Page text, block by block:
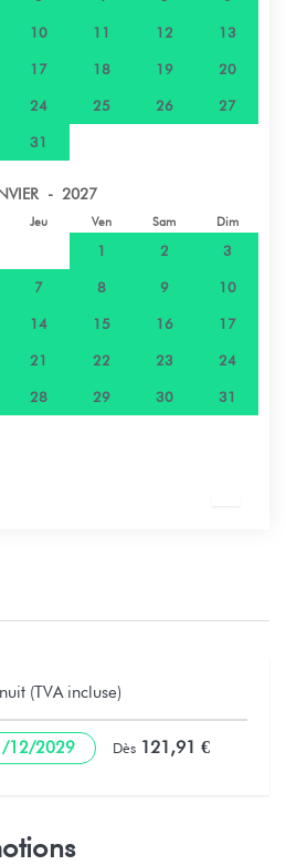
10 11 12 13
17 18 19 20
24 25 26 27
31
- 2027
Jeu Ven Sam Dim
1 2 3
7 8 9 10
14 15 16 17
21 22 23 24
28 29 30 31
(TVA incluse)
12/2029 Dès 121,91 €